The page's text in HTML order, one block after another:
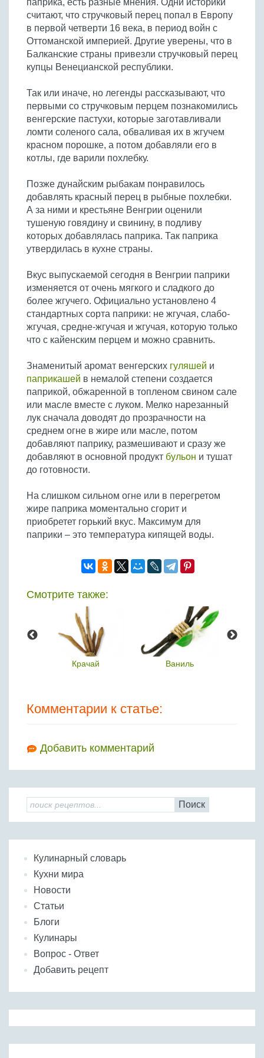
Бобовые
Яйца
Крупы
паприка, есть разные мнения. Одни историки
считают, что стручковый перец попал в Европу
в первой четверти 16 века, в период войн с
Оттоманской империей. Другие уверены, что в
Балканские страны привезли стручковый перец
купцы Венецианской республики.
Так или иначе, но легенды рассказывают, что
первыми со стручковым перцем познакомились
венгерские пастухи, которые заготавливали
ломти соленого сала, обваливая их в жгучем
красном порошке, а потом добавляли его в
котлы, где варили похлебку.
Позже дунайским рыбакам понравилось
добавлять красный перец в рыбные похлебки.
А за ними и крестьяне Венгрии оценили
тушеную говядину и свинину, в подливу
которых добавлялась паприка. Так паприка
утвердилась в кухне страны.
Вкус выпускаемой сегодня в Венгрии паприки
изменяется от очень мягкого и сладкого до
более жгучего. Официально установлено 4
стандартных сорта паприки: не жгучая, слабо-
жгучая, средне-жгучая и жгучая, которую только
что с кайенским перцем и можно сравнить.
Знаменитый аромат венгерских гуляшей и
паприкашей в немалой степени создается
паприкой, обжаренной в топленом свином сале
или масле вместе с луком. Мелко нарезанный
лук сначала доводят до прозрачности на
среднем огне в жире или масле, потом
добавляют паприку, размешивают и сразу же
добавляют в основной продукт бульон и тушат
до готовности.
На слишком сильном огне или в перегретом
жире паприка моментально сгорит и
приобретет горький вкус. Максимум для
паприки – это температура кипящей воды.
Смотрите также:
Крачай Ваниль
Комментарии к статье:
Добавить комментарий
Поиск
Кулинарный словарь
Кухни мира
Новости
Статьи
Блоги
Кулинары
Вопрос - Ответ
Добавить рецепт